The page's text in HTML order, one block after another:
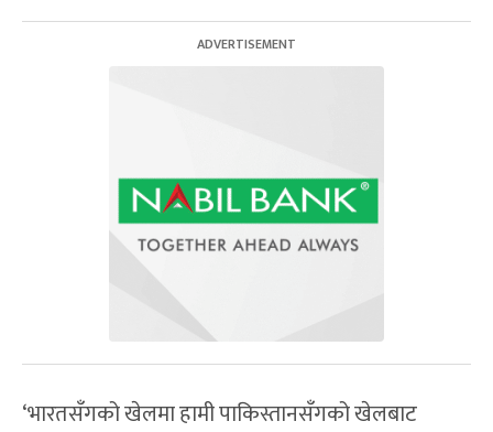
‘भारतसँगको खेलमा हामी पाकिस्तानसँगको खेलबाट